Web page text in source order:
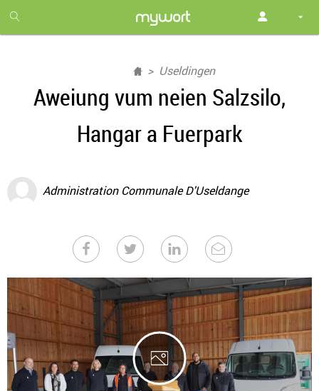
month
free
Useldingen
Aweiung vum neien Salzsilo,
Hangar a Fuerpark
Administration Communale D'Useldange